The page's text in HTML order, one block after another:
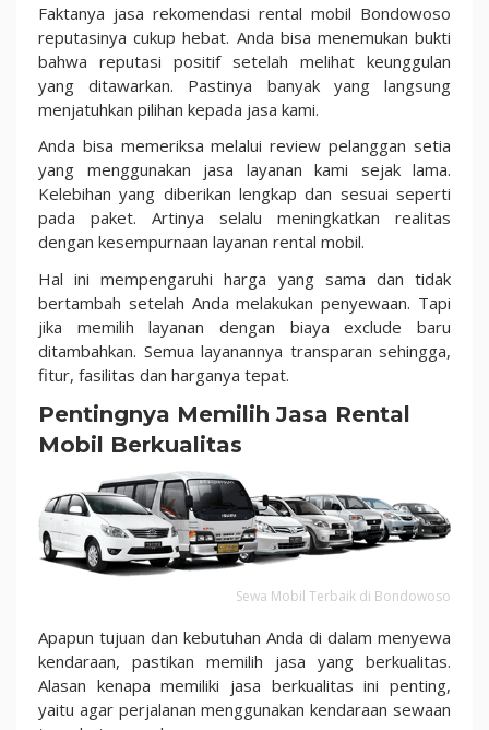
Faktanya jasa rekomendasi rental mobil Bondowoso
reputasinya cukup hebat. Anda bisa menemukan bukti
bahwa reputasi positif setelah melihat keunggulan
yang ditawarkan. Pastinya banyak yang langsung
menjatuhkan pilihan kepada jasa kami.
Anda bisa memeriksa melalui review pelanggan setia
yang menggunakan jasa layanan kami sejak lama.
Kelebihan yang diberikan lengkap dan sesuai seperti
pada paket. Artinya selalu meningkatkan realitas
dengan kesempurnaan layanan rental mobil.
Hal ini mempengaruhi harga yang sama dan tidak
bertambah setelah Anda melakukan penyewaan. Tapi
jika memilih layanan dengan biaya exclude baru
ditambahkan. Semua layanannya transparan sehingga,
fitur, fasilitas dan harganya tepat.
Pentingnya Memilih Jasa Rental
Mobil Berkualitas
Sewa Mobil Terbaik di Bondowoso
Apapun tujuan dan kebutuhan Anda di dalam menyewa
kendaraan, pastikan memilih jasa yang berkualitas.
Alasan kenapa memiliki jasa berkualitas ini penting,
yaitu agar perjalanan menggunakan kendaraan sewaan